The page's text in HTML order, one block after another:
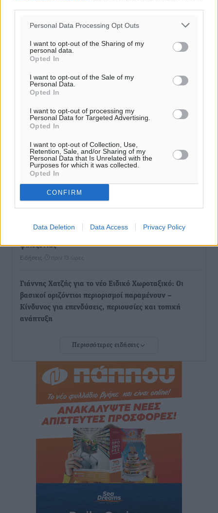
Personal Data Processing Opt Outs
I want to opt-out of the Sharing of my
personal data.
Opted In
I want to opt-out of the Sale of my
Personal Data.
Opted In
I want to opt-out of processing my
Personal Data for Targeted Advertising.
Opted In
I want to opt-out of Collection, Use,
Retention, Sale, and/or Sharing of my
Personal Data that Is Unrelated with the
Purposes for which it was collected.
Opted In
CONFIRM
Data Deletion Data Access Privacy Policy
Ειδήσεις• πριν 13 ώρες
αγάπης για τα παιδιά
Τοπικές Ειδήσεις
Τουρισμός: Με θετικό πρόσημο έως τώρα η χρονιά,
Ειδήσεις• πριν 13 ώρες
Χαρ. Ναβροζίδης στον RV «Σε τρία χρόνια θα είμαστε
η πιο ψηφιακή Περιφέρεια της χώρας» Δημοπρατείται
το έργο ψηφιακού μετασχηματισμού
Τοπικές Ειδήσεις• πριν 13 ώρες
φιλοξενίας
Ειδήσεις πριν 13 ώρες
Γιάννης Χατζής για το νέο Ειδικό Χωροταξικό: Οι
βασικοί οριζόντιοι περιορισμοί παραμένουν –
Κίνδυνος για επενδύσεις, περιουσίες και τοπική
ανάπτυξη
δεν υπάρχουν περιθώρια εφησυχασμού
Ειδήσεις• πριν 14 ώρες
Στον Άγιο Νικόλαο Χάλκης ανοίγει ξανά το
ανανεωμένο εκκλησιαστικό μουσείο από τη Λέσχη
πριν 14 ώρες
Ρόδος: «Βουλιάζει» από τουρίστες – Πάνω από 1 εκατ.
επιβάτες και 55 κρουαζιερόπλοια
πριν 14 ώρες
Περισσότερες ειδήσεις